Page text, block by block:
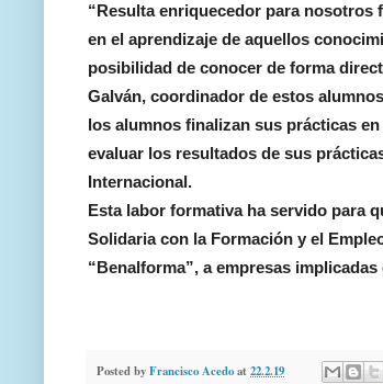
“Resulta enriquecedor para
en el aprendizaje de aquellos
posibilidad de conocer de forma
Galván, coordinador de estos
los alumnos finalizan sus prácticas
evaluar los resultados de sus
Internacional.
Esta labor formativa ha servido para
Solidaria con la Formación y el
“Benalforma”, a empresas
Posted byFrancisco Acedoat 22.2.19